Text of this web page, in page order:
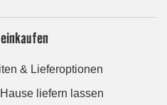
& Lieferoptionen
liefern lassen